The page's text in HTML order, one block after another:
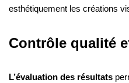
esthétiquement les créations
Contrôle qualité
L’évaluation des résultats